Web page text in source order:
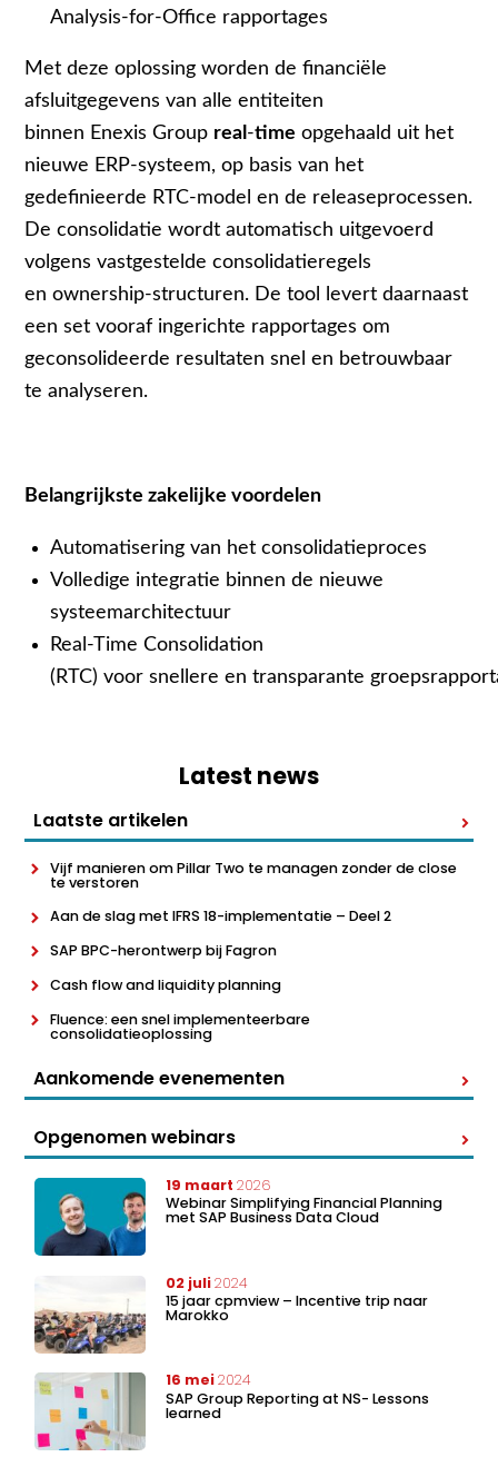
Analysis‑for‑Office rapportages
Met deze oplossing worden de financiële
afsluitgegevens van alle entiteiten
binnen Enexis Group real ‑time opgehaald uit het
nieuwe ERP-systeem, op basis van het
gedefinieerde RTC‑model en de releaseprocessen.
De consolidatie wordt automatisch uitgevoerd
volgens vastgestelde consolidatieregels
en ownership‑structuren. De tool levert daarnaast
een set vooraf ingerichte rapportages om
geconsolideerde resultaten snel en betrouwbaar
te analyseren.
Belangrijkste zakelijke voordelen
Automatisering van het consolidatieproces
Volledige integratie binnen de nieuwe
systeemarchitectuur
Real‑Time Consolidation
(RTC) voor snellere en transparante
Latest news
Laatste artikelen
Vijf manieren om Pillar Two te managen zonder de close
te verstoren
Aan de slag met IFRS 18-implementatie – Deel 2
SAP BPC-herontwerp bij Fagron
Cash flow and liquidity planning
Fluence: een snel implementeerbare
consolidatieoplossing
Aankomende evenementen
Opgenomen webinars
19 maart2026
Webinar Simplifying Financial Planning
met SAP Business Data Cloud
02 juli2024
15 jaar cpmview – Incentive trip naar
Marokko
16 mei2024
SAP Group Reporting at NS- Lessons
learned